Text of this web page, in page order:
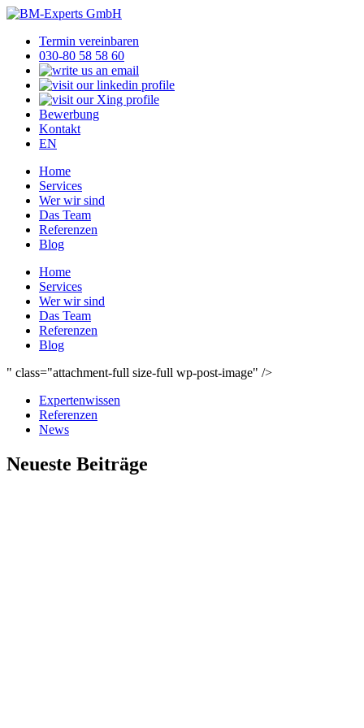
Termin vereinbaren
030-80 58 58 60
Bewerbung
Kontakt
EN
Home
Services
Wer wir sind
Das Team
Referenzen
Blog
Home
Services
Wer wir sind
Das Team
Referenzen
Blog
" class="attachment-full size-full wp-post-image" />
Expertenwissen
Referenzen
News
Neueste Beiträge